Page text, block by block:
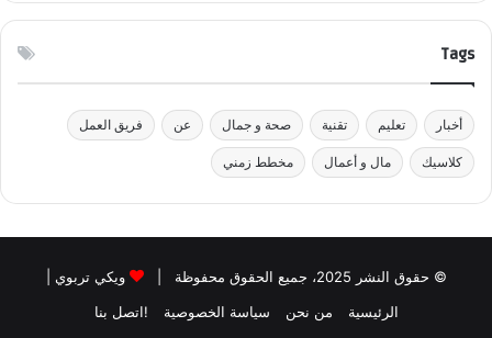
Tags
أخبار تعليم تقنية صحة و جمال عن فريق العمل
كلاسيك مال و أعمال مخطط زمني
© حقوق النشر 2025، جميع الحقوق محفوظة | ويكي تربوي
الرئيسية
من نحن سياسة الخصوصية !اتصل بنا